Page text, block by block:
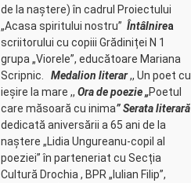
de la naștere) în cadrul Proiectului
„Acasa spiritului nostru” Întâlnirea
scriitorului cu copiii Grădiniței N 1
grupa „Viorele”, educătoare Mariana
Scripnic.Medalion literar,, Un poet cu
ieșire la mare ,,Ora de poezie „Poetul
care măsoară cu inima”Serata literară
dedicată aniversării a 65 ani de la
naștere „Lidia Ungureanu-copil al
poeziei” în parteneriat cu Secția
Cultură Drochia , BPR „Iulian Filip”,